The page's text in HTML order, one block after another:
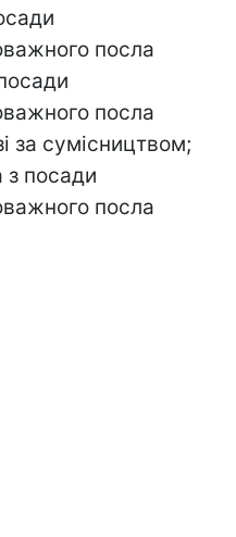
посла
посла
за сумісництвом;
посади
посла